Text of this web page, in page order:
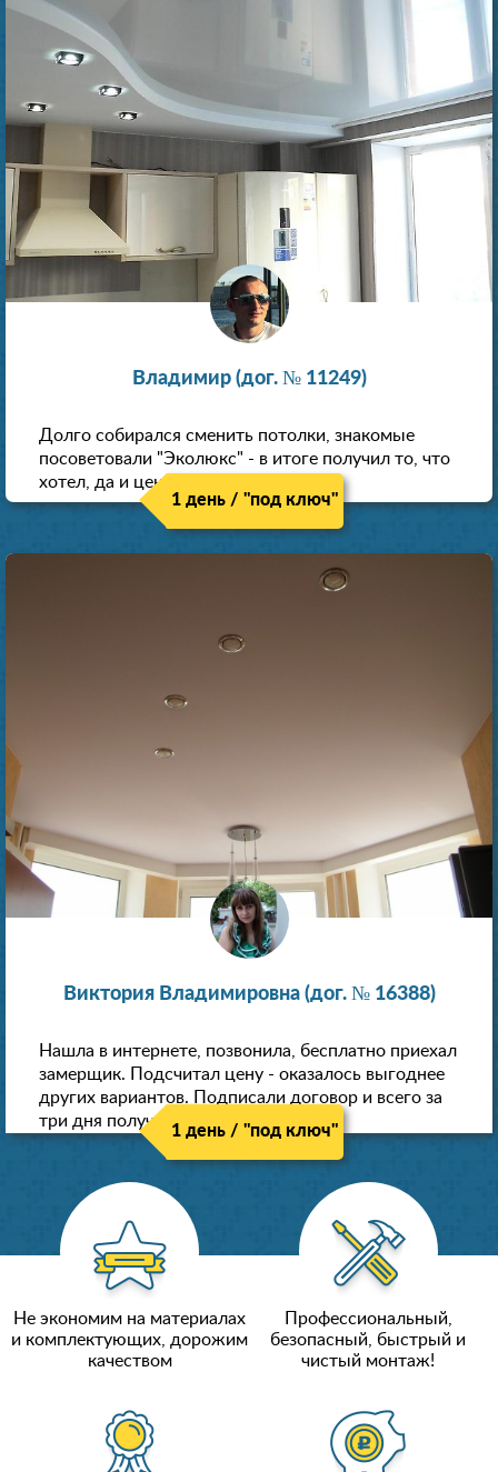
Владимир (дог. № 11249)
Долго собирался сменить потолки, знакомые
посоветовали "Эколюкс" - в итоге получил то, что
хотел, да и цена нормальная.
1 день / "под ключ"
Виктория Владимировна (дог. № 16388)
Нашла в интернете, позвонила, бесплатно приехал
замерщик. Подсчитал цену - оказалось выгоднее
других вариантов. Подписали договор и всего за
три дня получили новые потолки!
1 день / "под ключ"
Не экономим на материалах
и комплектующих, дорожим
качеством
Профессиональный,
безопасный, быстрый и
чистый монтаж!